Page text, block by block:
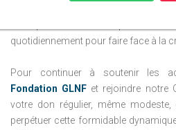
quotidiennement pour faire face à la
Pour continuer à soutenir les
Fondation GLNF et rejoindre notre
votre don régulier, même modeste,
perpétuer cette formidable